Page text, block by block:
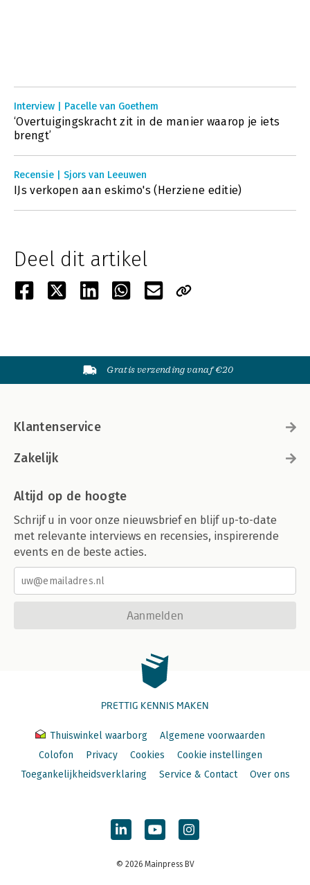
Interview | Pacelle van Goethem
‘Overtuigingskracht zit in de manier waarop je iets
brengt’
Recensie | Sjors van Leeuwen
IJs verkopen aan eskimo's (Herziene editie)
Deel dit artikel
Gratis verzending vanaf €20
Klantenservice
Zakelijk
Altijd op de hoogte
Schrijf u in voor onze nieuwsbrief en blijf up-to-date
met relevante interviews en recensies, inspirerende
events en de beste acties.
Aanmelden
PRETTIG KENNIS MAKEN
Thuiswinkel waarborg
Algemene voorwaarden
Colofon
Privacy Cookies
Cookie instellingen
Toegankelijkheidsverklaring
Service & Contact Over ons
© 2026 Mainpress BV